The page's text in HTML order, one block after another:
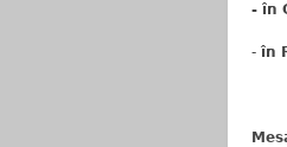
- în
- în